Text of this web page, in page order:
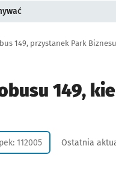
149, przystanek Park
149,
112005 Ostatnia